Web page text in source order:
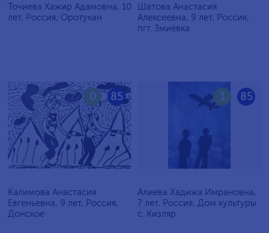
Точиева Хажир Адамовна, 10
лет, Россия, Оротукан
Шатова Анастасия
Алексеевна, 9 лет, Россия,
пгт. Змиёвка
85
0
Калимова Анастасия
Евгеньевна, 9 лет, Россия,
Донское
85
1
Алиева Хадижа Имрановна,
7 лет, Россия, Дом культуры
с. Кизляр